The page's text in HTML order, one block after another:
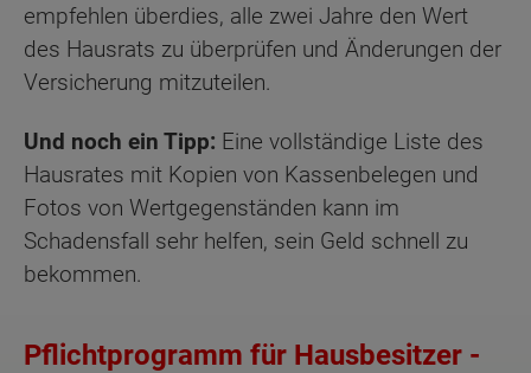
empfehlen überdies, alle zwei Jahre den Wert
des Hausrats zu überprüfen und Änderungen der
Versicherung mitzuteilen.
Und noch ein Tipp: Eine vollständige Liste des
Hausrates mit Kopien von Kassenbelegen und
Fotos von Wertgegenständen kann im
Schadensfall sehr helfen, sein Geld schnell zu
bekommen.
Pflichtprogramm für Hausbesitzer -